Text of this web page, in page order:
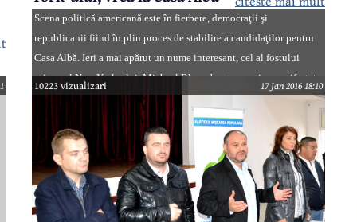
Scena politică americană este în fierbere, democraţii şi
republicanii fiind în plin proces de stabilire a candidaţilor pentru
Casa Albă. Ieri a mai apărut un nume interesant, cel al fostului
primar al New York-ului, Michael Bloomberg, care şi-a manifestat
intenţia de a intra ca independent în cursa pentru râvnitul fotoliu
din Biroul Oval.
10223 vizualizari 17 Jan 2016 18:10